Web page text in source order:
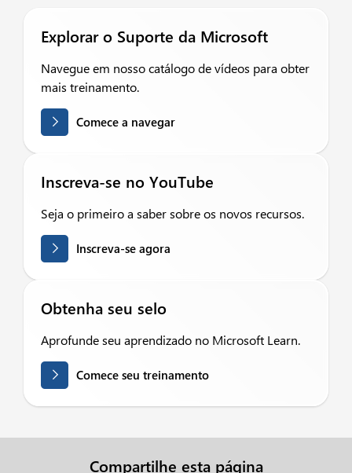
Explorar o Suporte da Microsoft
Navegue em nosso catálogo de vídeos para obter
mais treinamento.
Comece a navegar
Inscreva-se no YouTube
Seja o primeiro a saber sobre os novos recursos.
Inscreva-se agora
Obtenha seu selo
Aprofunde seu aprendizado no Microsoft Learn.
Comece seu treinamento
Compartilhe esta página